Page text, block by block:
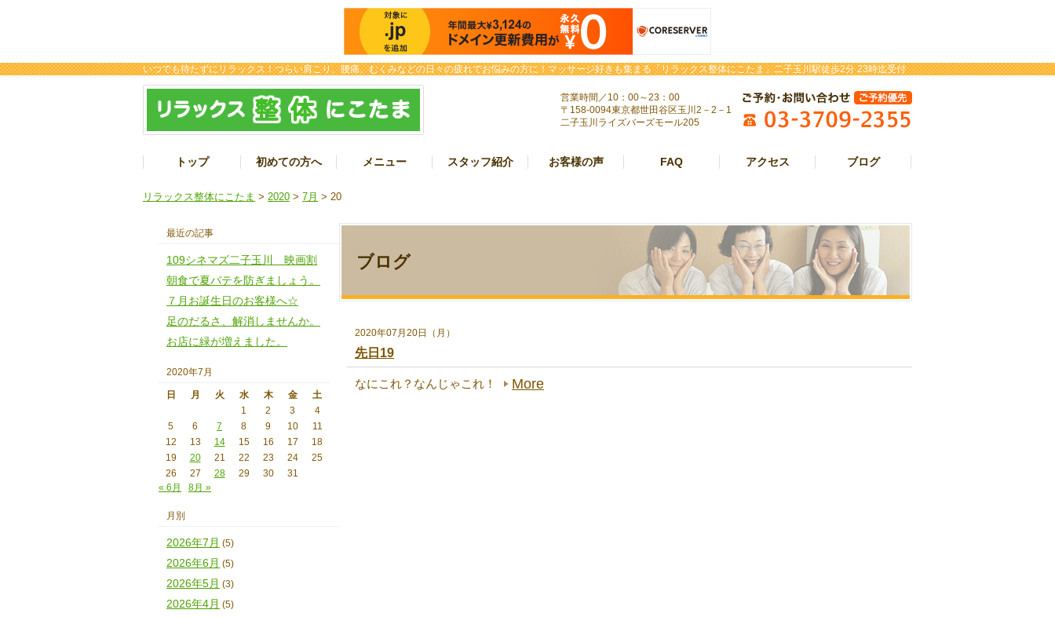
いつでも待たずにリラックス！つらい肩こり、腰痛、むくみなどの日々の疲れでお悩みの方に！マッサージ好きも集まる「リラックス整体にこたま」二子玉川駅徒歩2分 23時迄受付
営業時間／10：00～23：00
〒158-0094東京都世田谷区玉川2－2－1
二子玉川ライズバーズモール205
トップ 初めての方へ メニュー スタッフ紹介 お客様の声 FAQ アクセス ブログ
リラックス整体にこたま > 2020 > 7月 > 20
ブログ
2020年07月20日（月）
先日19
なにこれ？なんじゃこれ！ More
最近の記事
109シネマズ二子玉川 映画割
朝食で夏バテを防ぎましょう。
７月お誕生日のお客様へ☆
足のだるさ、解消しませんか。
お店に緑が増えました。
2020年7月
日 月 火 水 木 金
土
1
2 3
4
5
6 7 8 9 10
11
12
13 14 15 16 17
18
19
20 21 22 23 24
25
26
27 28 29 30
31
« 6月
8月 »
月別
2026年7月 (5)
2026年6月 (5)
2026年5月 (3)
2026年4月 (5)